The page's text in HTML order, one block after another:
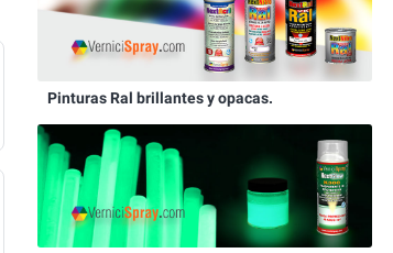
Pinturas Ral brillantes y opacas.